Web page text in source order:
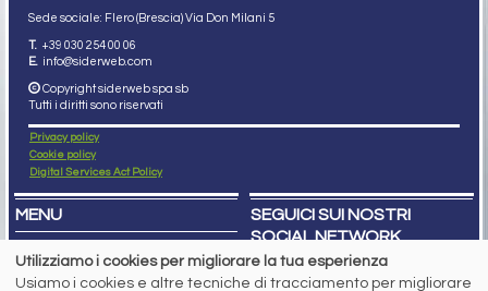
Sede sociale: Flero (Brescia) Via Don Milani 5
T. +39 030 254 00 06
E. info@siderweb.com
Copyright siderweb spa sb
Tutti i diritti sono riservati
Privacy policy
Cookie policy
Digital Services Act Policy
MENU
PREZZI ITALIA
MERCATI
SEGUICI SUI NOSTRI
SOCIAL NETWORK
Utilizziamo i cookies per migliorare la tua esperienza
Usiamo i cookies e altre tecniche di tracciamento per migliorare